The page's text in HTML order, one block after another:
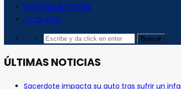
NOTICIAS ACTUALES
TV EN VIVO
ÚLTIMAS NOTICIAS
Sacerdote impacta su auto tras sufrir un